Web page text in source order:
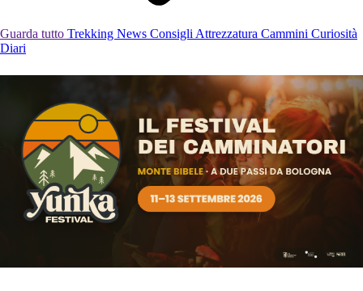
Guarda tutto Trekking News Consigli Attrezzatura Cammini Curiosità
Diari